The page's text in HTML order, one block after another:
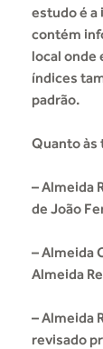
estudo é a
contém
local onde
índices
padrão.
Quanto às
– Almeida
de João
– Almeida
Almeida
– Almeida
revisado